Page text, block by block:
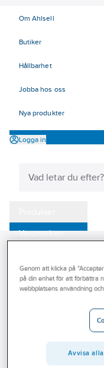
Om Ahlsell
Butiker
Hållbarhet
Jobba hos oss
Nya produkter
Logga in
Varumärken
Outlet
06 Kabelskyddsmateriel
Vi på Ahlsell hjälper dig
finner du kabelskåp och
Genom att klicka på
på din enhet för att förbättra
webbplatsens användning
Avvisa alla